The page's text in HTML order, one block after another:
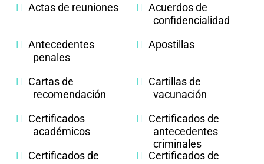
Actas de reuniones
Acuerdos de
confidencialidad
Antecedentes
penales
Apostillas
Cartas de
recomendación
Cartillas de
vacunación
Certificados
académicos
Certificados de
antecedentes
criminales
Certificados de
Certificados de